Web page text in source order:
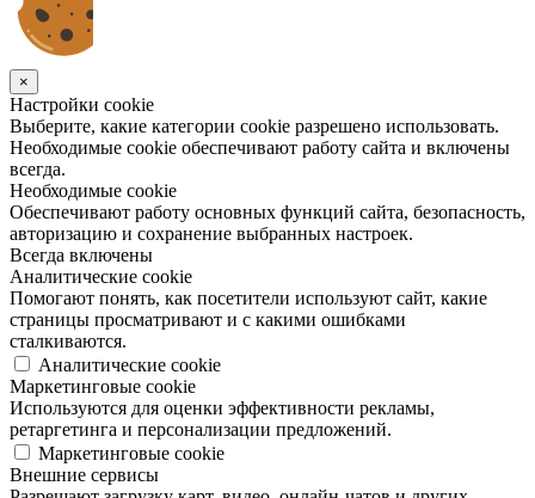
×
Настройки cookie
Выберите, какие категории cookie разрешено использовать.
Необходимые cookie обеспечивают работу сайта и включены
всегда.
Необходимые cookie
Обеспечивают работу основных функций сайта, безопасность,
авторизацию и сохранение выбранных настроек.
Всегда включены
Аналитические cookie
Помогают понять, как посетители используют сайт, какие
страницы просматривают и с какими ошибками
сталкиваются.
Аналитические cookie
Маркетинговые cookie
Используются для оценки эффективности рекламы,
ретаргетинга и персонализации предложений.
Маркетинговые cookie
Внешние сервисы